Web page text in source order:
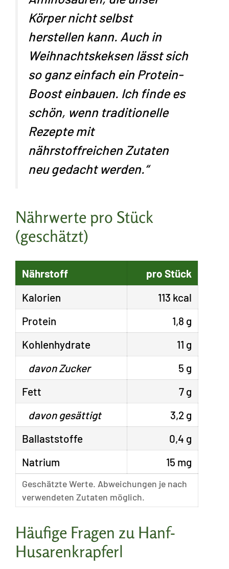
Körper nicht selbst
herstellen kann. Auch in
Weihnachtskeksen lässt sich
so ganz einfach ein Protein-
Boost einbauen. Ich finde es
schön, wenn traditionelle
Rezepte mit
nährstoffreichen Zutaten
neu gedacht werden.“
Nährwerte pro Stück
(geschätzt)
Nährstoff
pro Stück
Kalorien
113 kcal
Protein
1,8 g
Kohlenhydrate
11 g
davon Zucker
5 g
Fett
7 g
davon gesättigt
3,2 g
Ballaststoffe
0,4 g
Natrium
15 mg
Geschätzte Werte. Abweichungen je nach
verwendeten Zutaten möglich.
Häufige Fragen zu Hanf-
Husarenkrapferl